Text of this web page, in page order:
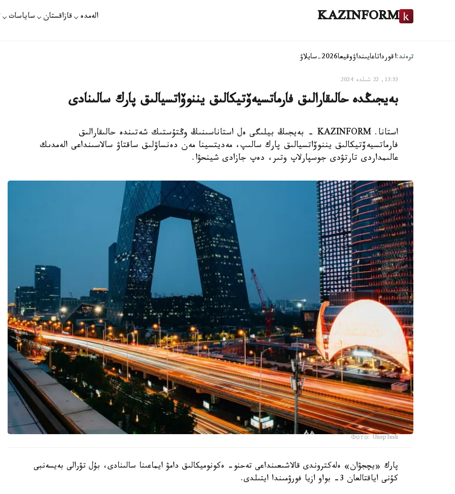
KAZINFORM الەمدە قازاقستان ساياسات
ترەند:اقورداتاعايىنداۋوقيعا2026-سايلاۋ
13:53, 22 شىلدە 2024
بەيجىڭدە حالىقارالىق فارماتسيەۆتيكالىق يننوۆاتسيالىق پارك سالىنادى
استانا. KAZINFORM - بەيجىڭ بيلىگى ەل استاناسىنىڭ وڭتۇستىك شەتىندە حالىقارالىق
فارماتسيەۆتيكالىق يننوۆاتسيالىق پارك سالىپ، مەديتسينا مەن دەنساۋلىق ساقتاۋ سالاسىنداعى الەمدىك
عالىمداردى تارتۋدى جوسپارلاپ وتىر، دەپ جازادى شينحۋا.
Фото: Unsplash
پارك «يچجۋان» ەلەكتروندى قالاشىعىنداعى تەحنو- ەكونوميكالىق دامۋ ايماعىنا سالىنادى، بۇل تۋرالى بەيسەنبى
كۇنى اياقتالعان 3- بواو ازيا فورۋمىندا ايتىلدى.